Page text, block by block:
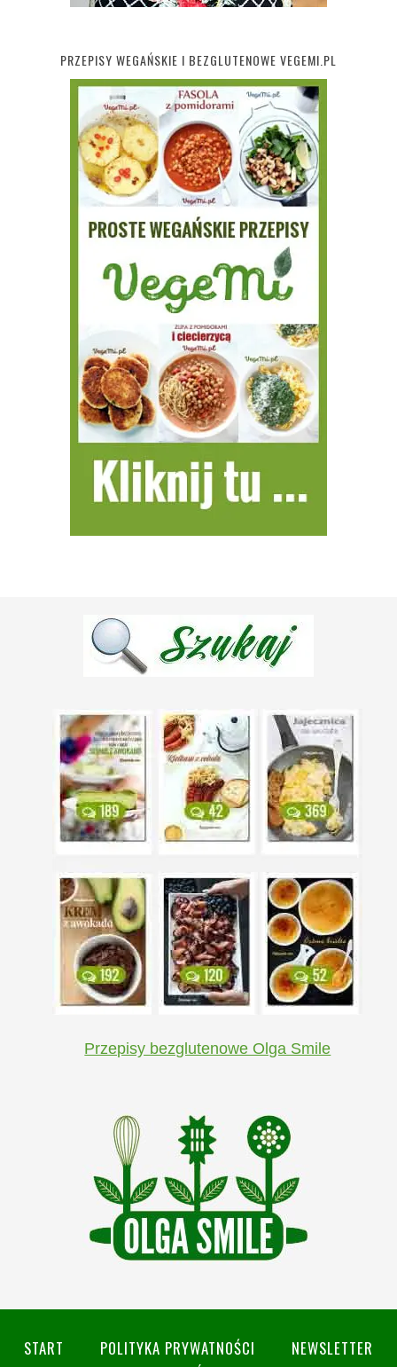
PRZEPISY WEGAŃSKIE I BEZGLUTENOWE VEGEMI.PL
Przepisy bezglutenowe Olga Smile
START POLITYKA PRYWATNOŚCI
NEWSLETTER